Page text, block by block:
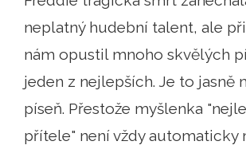
neplatný hudební talent, ale
nám opustil mnoho skvělých
jeden z nejlepších. Je to jasně
píseň. Přestože myšlenka
přítele" není vždy automaticky